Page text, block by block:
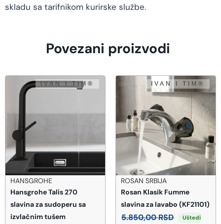
skladu sa tarifnikom kurirske službe.
Povezani proizvodi
HANSGROHE
Hansgrohe Talis 270
slavina za sudoperu sa
izvlačnim tušem
ROSAN SRBIJA
Rosan Klasik Fumme
slavina za lavabo (KF21101)
5.850,00RSD
Uštedi